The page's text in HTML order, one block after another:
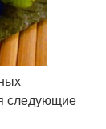
следующие